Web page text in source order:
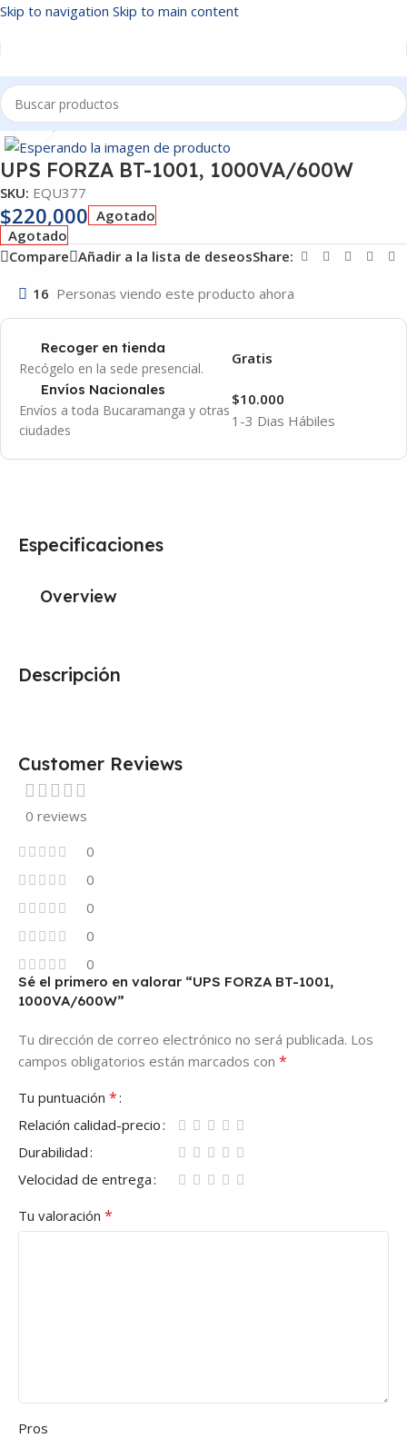
Skip to navigation Skip to main content
Inicio/EQUIPOS
Click to enlarge
UPS FORZA BT-1001, 1000VA/600W
SKU: EQU377
$220,000 Agotado
Agotado
Compare Añadir a la lista de deseosShare:
16 Personas viendo este producto ahora
Recoger en tienda
Recógelo en la sede presencial.
Gratis
Envíos Nacionales
Envíos a toda Bucaramanga y otras
ciudades
1-3 Dias Hábiles
$10.000
Descripción
Especificaciones
Overview
Customer Reviews
0 reviews
0
0
0
0
0
Sé el primero en valorar “UPS FORZA BT-1001,
1000VA/600W”
Tu dirección de correo electrónico no será publicada. Los
campos obligatorios están marcados con *
Tu puntuación *
Relación calidad-precio
Durabilidad
Velocidad de entrega
Tu valoración *
Pros